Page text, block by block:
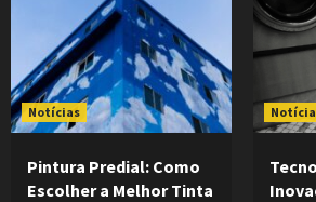
Notícias
Pintura Predial: Como
Escolher a Melhor Tinta